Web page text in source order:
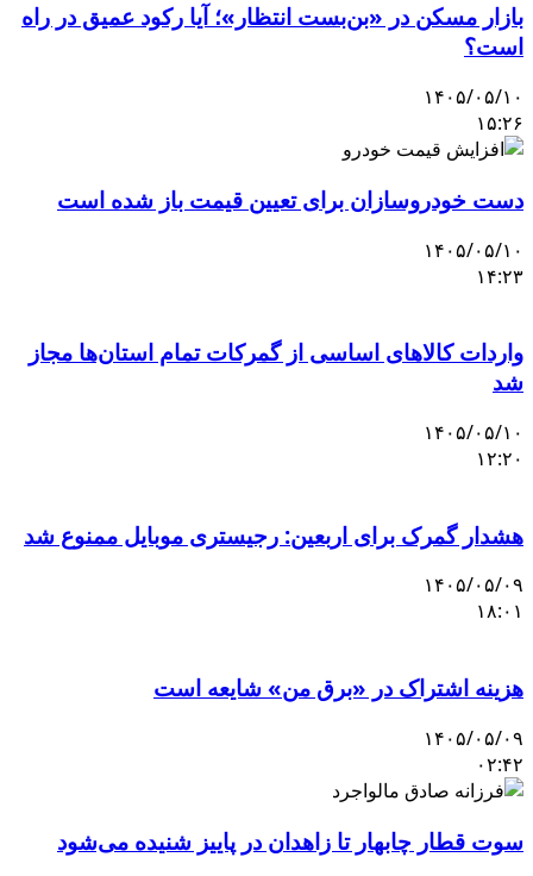
بازار مسکن در «بن‌بست انتظار»؛ آیا رکود عمیق در راه
است؟
۱۴۰۵/۰۵/۱۰
۱۵:۲۶
دست خودروسازان برای تعیین قیمت باز شده است
۱۴۰۵/۰۵/۱۰
۱۴:۲۳
واردات کالاهای اساسی از گمرکات تمام استان‌ها مجاز
شد
۱۴۰۵/۰۵/۱۰
۱۲:۲۰
هشدار گمرک برای اربعین: رجیستری موبایل ممنوع شد
۱۴۰۵/۰۵/۰۹
۱۸:۰۱
هزینه اشتراک در «برق من» شایعه است
۱۴۰۵/۰۵/۰۹
۰۲:۴۲
سوت قطار چابهار تا زاهدان در پاییز شنیده می‌شود